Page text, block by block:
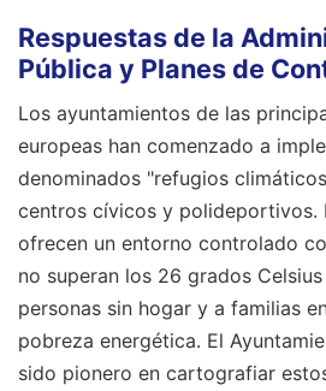
Respuestas de la
Pública y Planes de
Los ayuntamientos de las
europeas han comenzado a
denominados "refugios
centros cívicos y polideportivos.
ofrecen un entorno controlado
no superan los 26 grados
personas sin hogar y a familias
pobreza energética. El
sido pionero en cartografiar